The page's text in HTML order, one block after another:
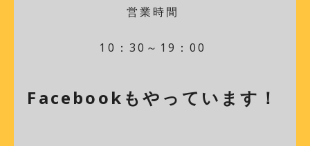
営業時間
10：30～19：00
Facebookもやっています！